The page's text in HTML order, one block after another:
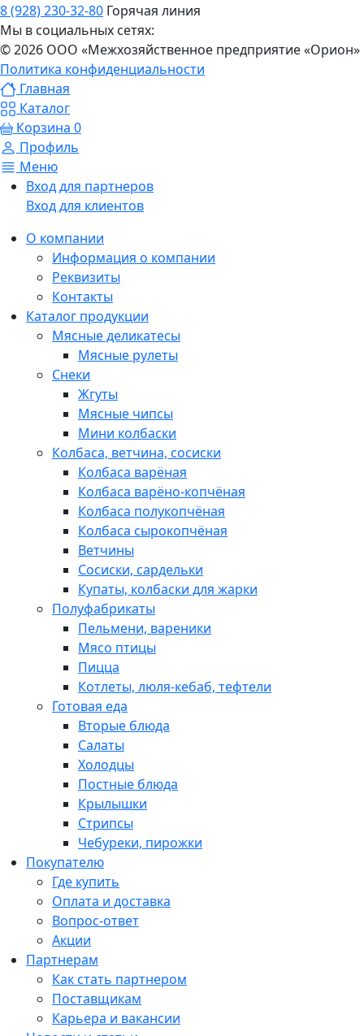
8 (928) 230-32-80 Горячая линия
Мы в социальных сетях:
© 2026 ООО «Межхозяйственное предприятие «Орион»
Политика конфиденциальности
Главная
Каталог
Корзина 0
Профиль
Меню
Вход для партнеров
Вход для клиентов
О компании
Информация о компании
Реквизиты
Контакты
Каталог продукции
Мясные деликатесы
Мясные рулеты
Снеки
Жгуты
Мясные чипсы
Мини колбаски
Колбаса, ветчина, сосиски
Колбаса варёная
Колбаса варёно-копчёная
Колбаса полукопчёная
Колбаса сырокопчёная
Ветчины
Сосиски, сардельки
Купаты, колбаски для жарки
Полуфабрикаты
Пельмени, вареники
Мясо птицы
Пицца
Котлеты, люля-кебаб, тефтели
Готовая еда
Вторые блюда
Салаты
Холодцы
Постные блюда
Крылышки
Стрипсы
Чебуреки, пирожки
Покупателю
Где купить
Оплата и доставка
Вопрос-ответ
Акции
Партнерам
Как стать партнером
Поставщикам
Карьера и вакансии